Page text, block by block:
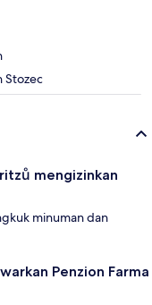
Stozec
mengizinkan
minuman dan
Penzion Farma